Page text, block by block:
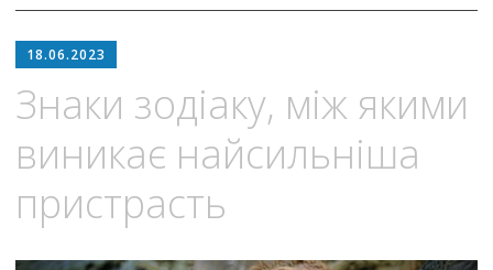
to
18.06.2023
Знаки зодіаку, між якими
виникає найсильніша
пристрасть